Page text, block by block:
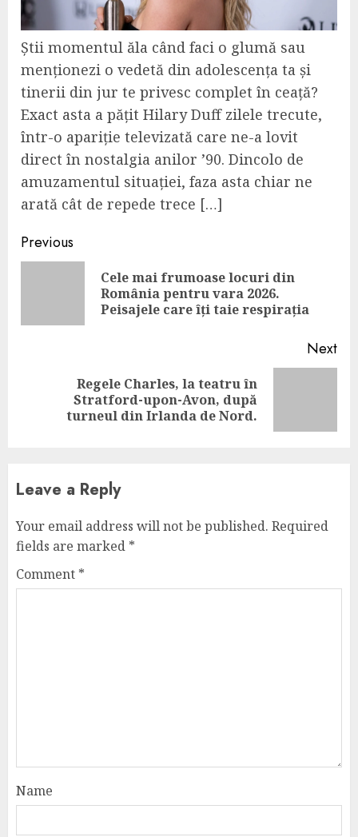
Știi momentul ăla când faci o glumă sau
menționezi o vedetă din adolescența ta și
tinerii din jur te privesc complet în ceață?
Exact asta a pățit Hilary Duff zilele trecute,
într-o apariție televizată care ne-a lovit
direct în nostalgia anilor ’90. Dincolo de
amuzamentul situației, faza asta chiar ne
arată cât de repede trece […]
Continue
Reading
Previous
Cele mai frumoase locuri din
România pentru vara 2026.
Peisajele care îți taie respirația
Next
Regele Charles, la teatru în
Stratford-upon-Avon, după
turneul din Irlanda de Nord.
Leave a Reply
Your email address will not be published. Required
fields are marked *
Comment *
Name